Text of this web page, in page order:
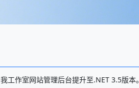
我工作室网站管理后台提升至.NET 3.5版本。